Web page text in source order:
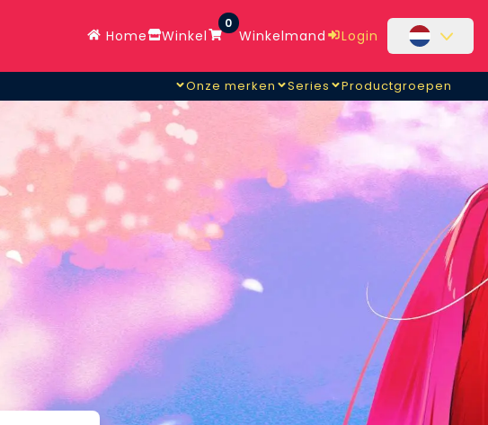
Home Winkel
0
Winkelmand Login
Onze merken Series Productgroepen